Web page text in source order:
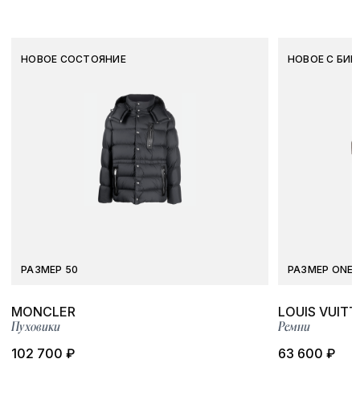
НОВОЕ СОСТОЯНИЕ
РАЗМЕР 50
MONCLER
Пуховики
102 700 ₽
НОВОЕ С
РАЗМЕР ONE
LOUIS
Ремни
63 600 ₽